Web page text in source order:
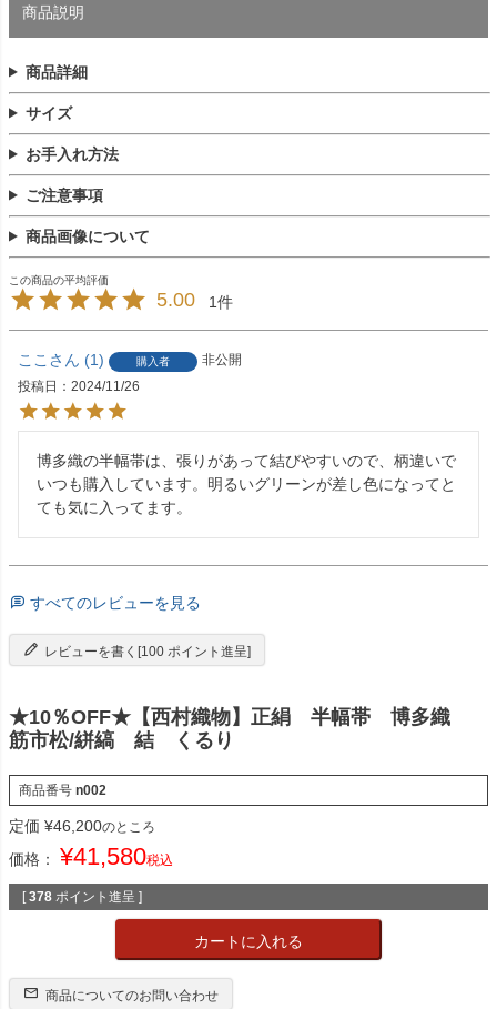
商品説明
商品詳細
サイズ
お手入れ方法
ご注意事項
商品画像について
5.00 1
ここ 1 購入者
非公開
投稿日
2024/11/26
博多織の半幅帯は、張りがあって結びやすいので、柄違いで
いつも購入しています。明るいグリーンが差し色になってと
ても気に入ってます。
すべてのレビューを見る
レビューを書く[100 ポイント進呈]
★10％OFF★【西村織物】正絹 半幅帯 博多織
筋市松/絣縞 結 くるり
商品番号 n002
定価 ¥46,200のところ
価格： ¥41,580税込
[ 378 ポイント進呈 ]
カートに入れる
商品についてのお問い合わせ